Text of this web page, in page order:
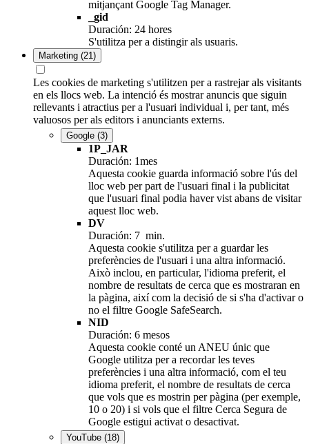
mitjançant Google Tag Manager.
_gid
Duración: 24 hores
S'utilitza per a distingir als usuaris.
Marketing (21)
Les cookies de marketing s'utilitzen per a rastrejar als visitants
en els llocs web. La intenció és mostrar anuncis que siguin
rellevants i atractius per a l'usuari individual i, per tant, més
valuosos per als editors i anunciants externs.
Google (3)
1P_JAR
Duración: 1mes
Aquesta cookie guarda informació sobre l'ús del
lloc web per part de l'usuari final i la publicitat
que l'usuari final podia haver vist abans de visitar
aquest lloc web.
DV
Duración: 7 min.
Aquesta cookie s'utilitza per a guardar les
preferències de l'usuari i una altra informació.
Això inclou, en particular, l'idioma preferit, el
nombre de resultats de cerca que es mostraran en
la pàgina, així com la decisió de si s'ha d'activar o
no el filtre Google SafeSearch.
NID
Duración: 6 mesos
Aquesta cookie conté un ANEU únic que
Google utilitza per a recordar les teves
preferències i una altra informació, com el teu
idioma preferit, el nombre de resultats de cerca
que vols que es mostrin per pàgina (per exemple,
10 o 20) i si vols que el filtre Cerca Segura de
Google estigui activat o desactivat.
YouTube (18)